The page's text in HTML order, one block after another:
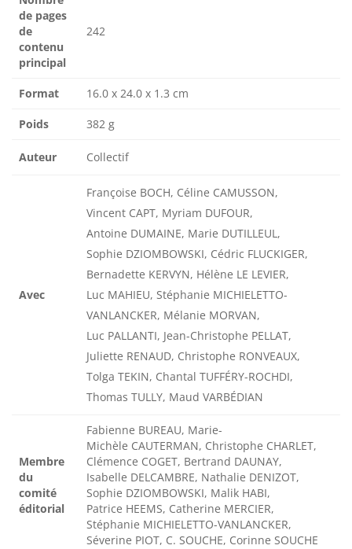
de pages
de
contenu
principal
242
Format 16.0 x 24.0 x 1.3 cm
Poids 382 g
Auteur Collectif
Avec
Françoise BOCH, Céline CAMUSSON,
Vincent CAPT, Myriam DUFOUR,
Antoine DUMAINE, Marie DUTILLEUL,
Sophie DZIOMBOWSKI, Cédric FLUCKIGER,
Bernadette KERVYN, Hélène LE LEVIER,
Luc MAHIEU, Stéphanie MICHIELETTO-
VANLANCKER, Mélanie MORVAN,
Luc PALLANTI, Jean-Christophe PELLAT,
Juliette RENAUD, Christophe RONVEAUX,
Tolga TEKIN, Chantal TUFFÉRY-ROCHDI,
Thomas TULLY, Maud VARBÉDIAN
Membre
du
comité
éditorial
Fabienne BUREAU, Marie-
Michèle CAUTERMAN, Christophe CHARLET,
Clémence COGET, Bertrand DAUNAY,
Isabelle DELCAMBRE, Nathalie DENIZOT,
Sophie DZIOMBOWSKI, Malik HABI,
Patrice HEEMS, Catherine MERCIER,
Stéphanie MICHIELETTO-VANLANCKER,
Séverine PIOT, C. SOUCHE, Corinne SOUCHE